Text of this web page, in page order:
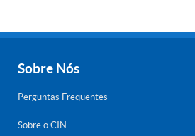
Sobre Nós
Perguntas Frequentes
Sobre o CIN